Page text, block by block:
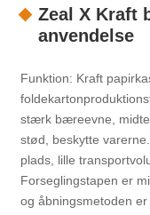
Zeal X Kraft
anvendelse
Funktion: Kraft
stærk bæreevne,
stød, beskytte
plads, lille
Forseglingstapen er
og åbningsmetoden